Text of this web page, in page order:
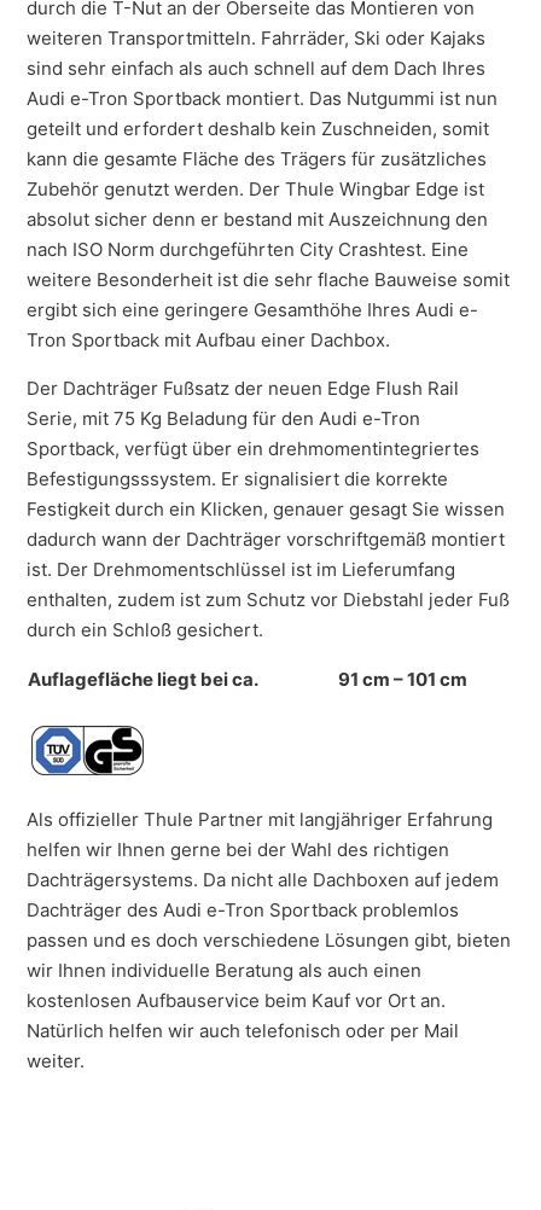
durch die T-Nut an der Oberseite das Montieren von
weiteren Transportmitteln. Fahrräder, Ski oder Kajaks
sind sehr einfach als auch schnell auf dem Dach Ihres
Audi e-Tron Sportback montiert. Das Nutgummi ist nun
geteilt und erfordert deshalb kein Zuschneiden, somit
kann die gesamte Fläche des Trägers für zusätzliches
Zubehör genutzt werden. Der Thule Wingbar Edge ist
absolut sicher denn er bestand mit Auszeichnung den
nach ISO Norm durchgeführten City Crashtest. Eine
weitere Besonderheit ist die sehr flache Bauweise somit
ergibt sich eine geringere Gesamthöhe Ihres Audi e-
Tron Sportback mit Aufbau einer Dachbox.
Der Dachträger Fußsatz der neuen Edge Flush Rail
Serie, mit 75 Kg Beladung für den Audi e-Tron
Sportback, verfügt über ein drehmomentintegriertes
Befestigungsssystem. Er signalisiert die korrekte
Festigkeit durch ein Klicken, genauer gesagt Sie wissen
dadurch wann der Dachträger vorschriftgemäß montiert
ist. Der Drehmomentschlüssel ist im Lieferumfang
enthalten, zudem ist zum Schutz vor Diebstahl jeder Fuß
durch ein Schloß gesichert.
Auflagefläche liegt bei ca. 91 cm – 101 cm
Als offizieller Thule Partner mit langjähriger Erfahrung
helfen wir Ihnen gerne bei der Wahl des richtigen
Dachträgersystems. Da nicht alle Dachboxen auf jedem
Dachträger des Audi e-Tron Sportback problemlos
passen und es doch verschiedene Lösungen gibt, bieten
wir Ihnen individuelle Beratung als auch einen
kostenlosen Aufbauservice beim Kauf vor Ort an.
Natürlich helfen wir auch telefonisch oder per Mail
weiter.